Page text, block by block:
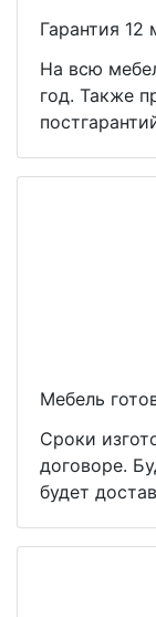
Гарантия 12
На всю
год. Также
Мебель
Сроки
договоре.
будет